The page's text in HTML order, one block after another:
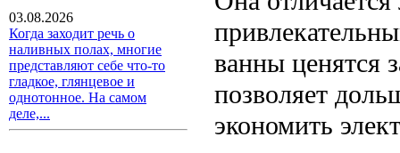
03.08.2026
Когда заходит речь о
наливных полах, многие
представляют себе что-то
гладкое, глянцевое и
однотонное. На самом
деле,...
ванны ценятся
позволяет
экономить